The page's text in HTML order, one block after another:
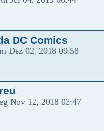
DC Comics
Dez 02, 2018 09:58
Nov 12, 2018 03:47